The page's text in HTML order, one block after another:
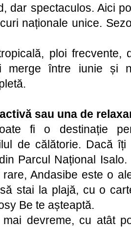
dar spectaculos. Aici
naționale unice.
ploi frecvente,
merge între iunie și
sau una de
fi o destinație
de călătorie. Dacă îți
Parcul Național
Andasibe este o
stai la plajă, cu o
Be te așteaptă.
devreme, cu atât